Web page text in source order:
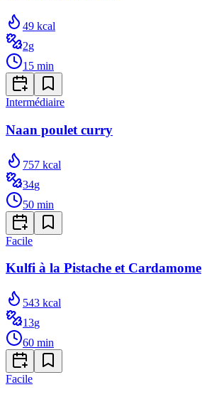
49 kcal
2g
15 min
Intermédiaire
Naan poulet curry
757 kcal
34g
50 min
Facile
Kulfi à la Pistache et Cardamome
543 kcal
13g
60 min
Facile